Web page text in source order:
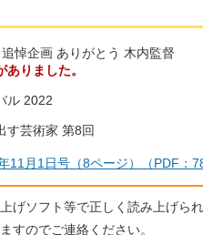
悼企画 ありがとう 木内監督
ありました。
ル 2022
す芸術家 第8回
11月1日号（8ページ）（PDF：
げソフト等で正しく読み上げら
すのでご連絡ください。